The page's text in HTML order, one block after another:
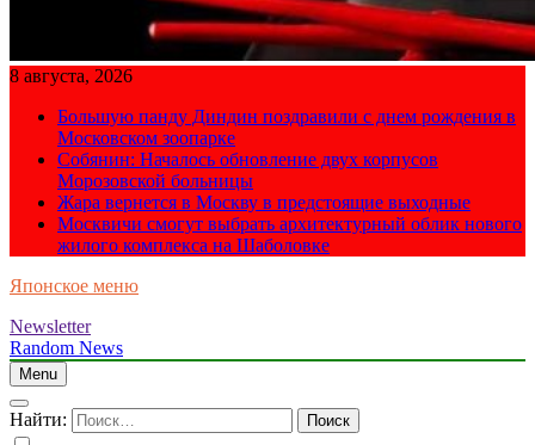
8 августа, 2026
Большую панду Диндин поздравили с днем рождения в
Московском зоопарке
Собянин: Началось обновление двух корпусов
Морозовской больницы
Жара вернется в Москву в предстоящие выходные
Москвичи смогут выбрать архитектурный облик нового
жилого комплекса на Шаболовке
Японское меню
Newsletter
Random News
Menu
Найти: